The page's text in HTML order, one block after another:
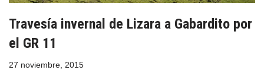
Travesía invernal de Lizara a Gabardito por
el GR 11
27 noviembre, 2015